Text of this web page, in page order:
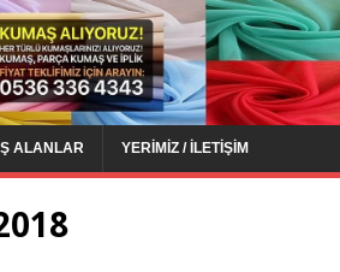
ALANLAR YERIMIZ / İLETIŞIM